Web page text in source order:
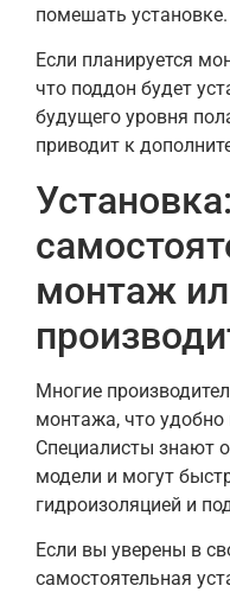
помешать установке.
Если планируется
что поддон будет
будущего уровня
приводит к
Установка:
монтаж
Многие
монтажа, что
Специалисты знают
модели и могут
гидроизоляцией и
Если вы уверены в
самостоятельная